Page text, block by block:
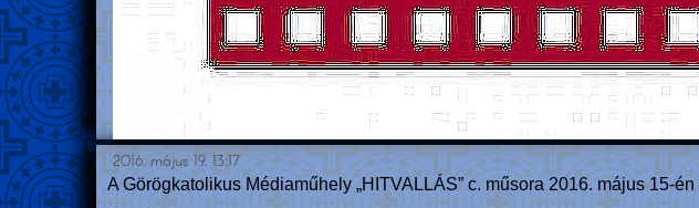
2016. május 19. 13:17
A Görögkatolikus Médiaműhely „HITVALLÁS” c. műsora 2016. május 15-